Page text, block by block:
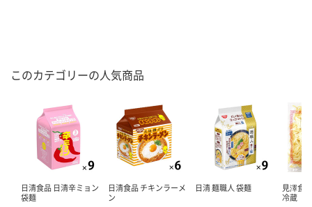
このカテゴリーの人気商品
日清食品 日清辛ミョン
袋麺
日清食品 チキンラーメ
ン
日清 麺職人 袋麺
見澤食
冷蔵